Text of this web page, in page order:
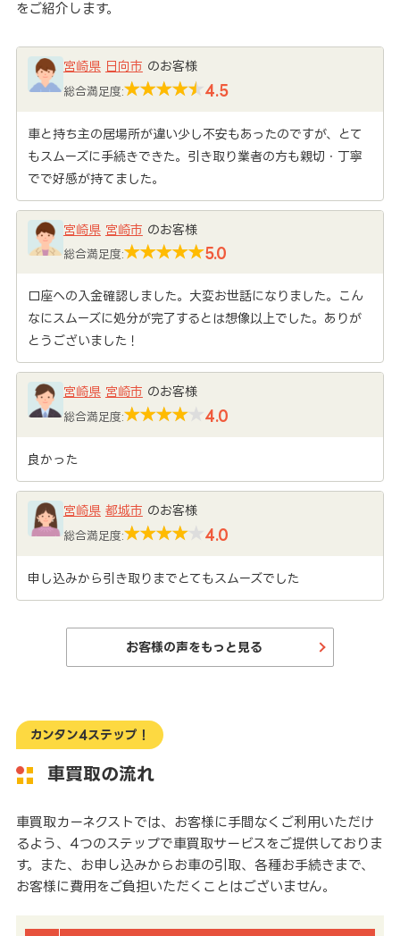
をご紹介します。
宮崎県 日向市 のお客様
総合満足度: 4.5
車と持ち主の居場所が違い少し不安もあったのですが、とて
もスムーズに手続きできた。引き取り業者の方も親切・丁寧
でで好感が持てました。
宮崎県 宮崎市 のお客様
総合満足度: 5.0
口座への入金確認しました。大変お世話になりました。こん
なにスムーズに処分が完了するとは想像以上でした。ありが
とうございました！
宮崎県 宮崎市 のお客様
総合満足度: 4.0
良かった
宮崎県 都城市 のお客様
総合満足度: 4.0
申し込みから引き取りまでとてもスムーズでした
お客様の声をもっと見る
カンタン4ステップ！
車買取の流れ
車買取カーネクストでは、お客様に手間なくご利用いただけ
るよう、4つのステップで車買取サービスをご提供しておりま
す。また、お申し込みからお車の引取、各種お手続きまで、
お客様に費用をご負担いただくことはございません。